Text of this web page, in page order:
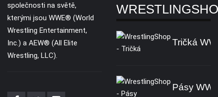
společnosti na světě,
kterými jsou WWE® (World
Wrestling Entertainment,
Inc.) a AEW® (All Elite
Wrestling, LLC).
Tričká
Pásy